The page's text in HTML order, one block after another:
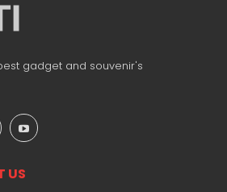
gadget and souvenir's
US